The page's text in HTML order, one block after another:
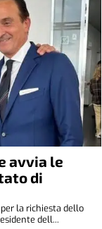
avvia le
di
la richiesta dello
dell...